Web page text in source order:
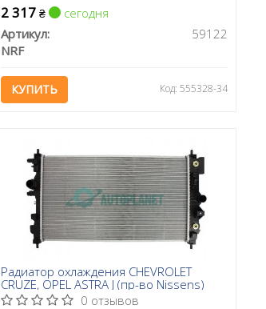
2 317₴
сегодня
Артикул:
59122
NRF
КУПИТЬ Код: 555328-34
Радиатор охлаждения CHEVROLET
CRUZE, OPEL ASTRA J (пр-во Nissens)
0 отзывов